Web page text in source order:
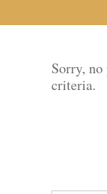
Sorry,
criteria.